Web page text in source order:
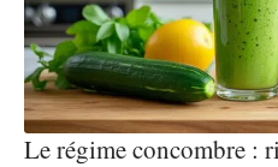
Le régime concombre :